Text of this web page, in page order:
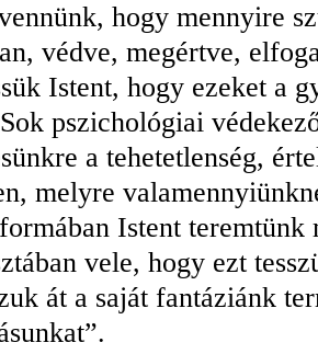
hogy mennyire
védve, megértve,
Istent, hogy ezeket a
pszichológiai
a tehetetlenség,
melyre
Istent teremtünk
vele, hogy ezt
át a saját fantáziánk